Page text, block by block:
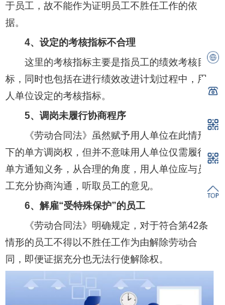
于员工，故不能作为证明员工不胜任工作的依
据。
4、设定的考核指标不合理
这里的考核指标主要是指员工的绩效考核目
标，同时也包括在进行绩效改进计划过程中，用
人单位设定的考核指标。
5、调岗未履行协商程序
《劳动合同法》虽然赋予用人单位在此情形
下的单方调岗权，但并不意味用人单位仅需履行
单方通知义务，从合理的角度，用人单位应与员
工充分协商沟通，听取员工的意见。
6、解雇“受特殊保护”的员工
《劳动合同法》明确规定，对于符合第42条
情形的员工不得以不胜任工作为由解除劳动合
同，即便证据充分也无法行使解除权。